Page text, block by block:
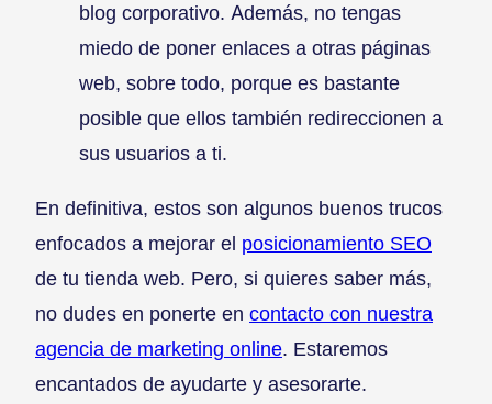
blog corporativo. Además, no tengas
miedo de poner enlaces a otras páginas
web, sobre todo, porque es bastante
posible que ellos también redireccionen a
sus usuarios a ti.
En definitiva, estos son algunos buenos trucos
enfocados a mejorar el posicionamiento SEO
de tu tienda web. Pero, si quieres saber más,
no dudes en ponerte en contacto con nuestra
agencia de marketing online. Estaremos
encantados de ayudarte y asesorarte.